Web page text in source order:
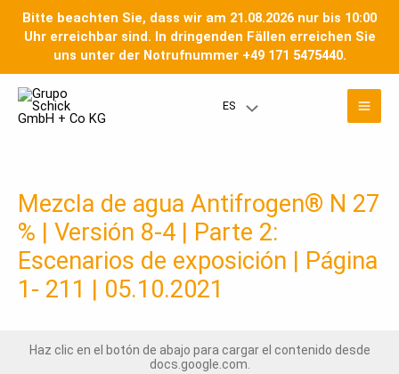
Bitte beachten Sie, dass wir am 21.08.2026 nur bis 10:00
Uhr erreichbar sind. In dringenden Fällen erreichen Sie
uns unter der Notrufnummer +49 171 5475440.
contenido
ES Menú
Mezcla de agua Antifrogen® N 27
% | Versión 8-4 | Parte 2:
Escenarios de exposición | Página
1- 211 | 05.10.2021
Haz clic en el botón de abajo para cargar el contenido desde
docs.google.com.